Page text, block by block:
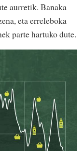
aurretik. Banaka
eta erreleboka
parte hartuko dute.